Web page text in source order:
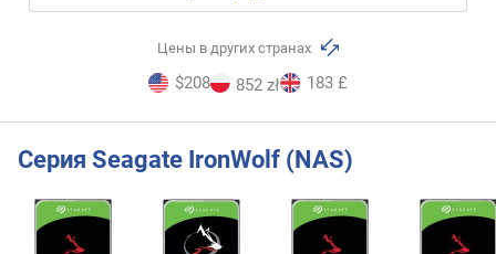
Цены в других странах
$208 852 zł 183 £
Серия Seagate IronWolf (NAS)